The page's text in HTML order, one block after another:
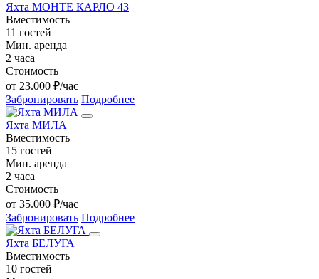
Яхта МОНТЕ КАРЛО 43
Вместимость
11 гостей
Мин. аренда
2 часа
Стоимость
от 23.000 ₽/час
Забронировать Подробнее
Яхта МИЛА
Вместимость
15 гостей
Мин. аренда
2 часа
Стоимость
от 35.000 ₽/час
Забронировать Подробнее
Яхта БЕЛУГА
Вместимость
10 гостей